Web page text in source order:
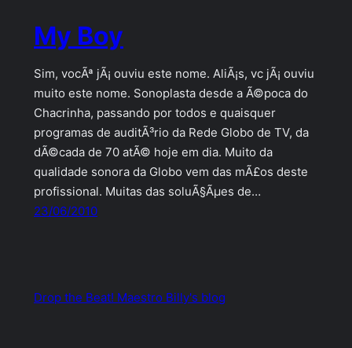
My Boy
Sim, vocÃª jÃ¡ ouviu este nome. AliÃ¡s, vc jÃ¡ ouviu
muito este nome. Sonoplasta desde a Ã©poca do
Chacrinha, passando por todos e quaisquer
programas de auditÃ³rio da Rede Globo de TV, da
dÃ©cada de 70 atÃ© hoje em dia. Muito da
qualidade sonora da Globo vem das mÃ£os deste
profissional. Muitas das soluÃ§Ãµes de…
23/06/2010
Drop the Beat! Maestro Billy's blog